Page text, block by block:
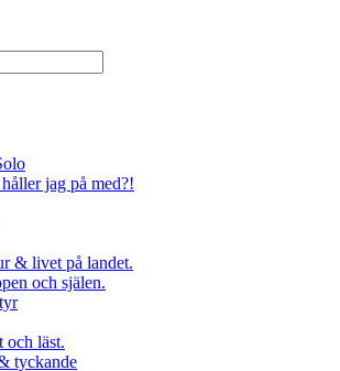
jag på med?!
& livet på landet.
och själen.
och läst.
tyckande